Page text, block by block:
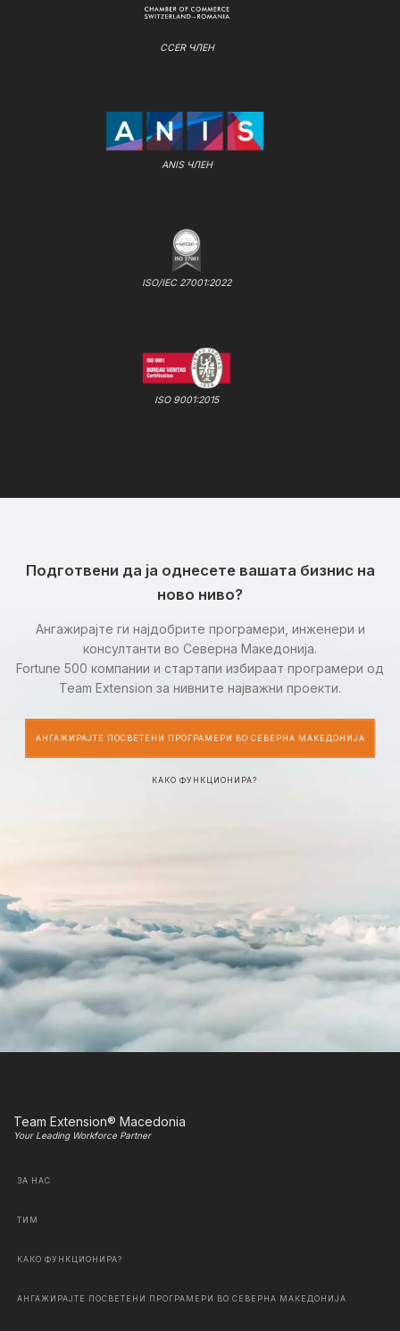
CCER ЧЛЕН
ANIS ЧЛЕН
ISO/IEC 27001:2022
ISO 9001:2015
Подготвени да ја однесете вашата бизнис на
ново ниво?
Ангажирајте ги најдобрите програмери, инженери и
консултанти во Северна Македонија.
Fortune 500 компании и стартапи избираат програмери од
Team Extension за нивните најважни проекти.
АНГАЖИРАЈТЕ ПОСВЕТЕНИ ПРОГРАМЕРИ ВО СЕВЕРНА МАКЕДОНИЈА
КАКО ФУНКЦИОНИРА?
Team Extension® Macedonia
Your Leading Workforce Partner
ЗА НАС
ТИМ
КАКО ФУНКЦИОНИРА?
АНГАЖИРАЈТЕ ПОСВЕТЕНИ ПРОГРАМЕРИ ВО СЕВЕРНА МАКЕДОНИЈА